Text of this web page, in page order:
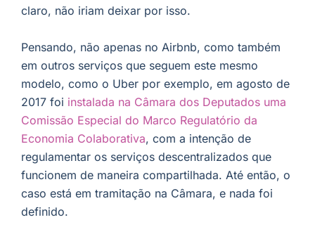
claro, não iriam deixar por isso.
Pensando, não apenas no Airbnb, como também
em outros serviços que seguem este mesmo
modelo, como o Uber por exemplo, em agosto de
2017 foi instalada na Câmara dos Deputados uma
Comissão Especial do Marco Regulatório da
Economia Colaborativa, com a intenção de
regulamentar os serviços descentralizados que
funcionem de maneira compartilhada. Até então, o
caso está em tramitação na Câmara, e nada foi
definido.